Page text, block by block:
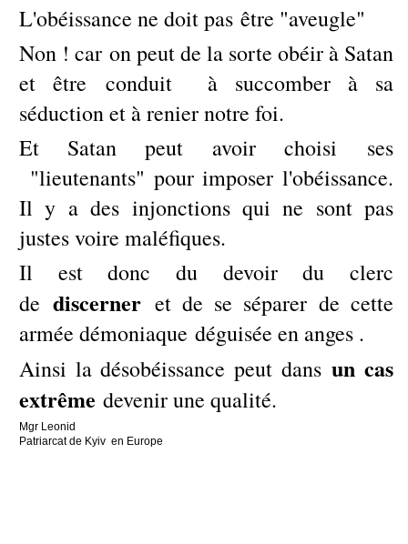
L'obéissance ne doit pas être "aveugle"
Non ! car on peut de la sorte obéir à Satan
et être conduit à succomber à sa
séduction et à renier notre foi.
Et Satan peut avoir choisi ses
"lieutenants" pour imposer l'obéissance.
Il y a des injonctions qui ne sont pas
justes voire maléfiques.
Il est donc du devoir du clerc
dediscerner et de se séparer de cette
armée démoniaque déguisée en anges .
Ainsi la désobéissance peut dansun cas
extrême devenir une qualité.
Mgr Leonid
Patriarcat de Kyiv en Europe